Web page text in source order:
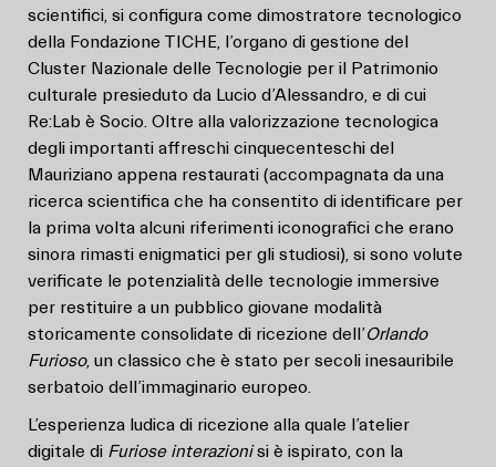
scientifici, si configura come dimostratore tecnologico
della Fondazione TICHE, l’organo di gestione del
Cluster Nazionale delle Tecnologie per il Patrimonio
culturale presieduto da Lucio d’Alessandro, e di cui
Re:Lab è Socio. Oltre alla valorizzazione tecnologica
degli importanti affreschi cinquecenteschi del
Mauriziano appena restaurati (accompagnata da una
ricerca scientifica che ha consentito di identificare per
la prima volta alcuni riferimenti iconografici che erano
sinora rimasti enigmatici per gli studiosi), si sono volute
verificate le potenzialità delle tecnologie immersive
per restituire a un pubblico giovane modalità
storicamente consolidate di ricezione dell’Orlando
Furioso, un classico che è stato per secoli inesauribile
serbatoio dell’immaginario europeo.
L’esperienza ludica di ricezione alla quale l’atelier
digitale di Furiose interazionisi è ispirato, con la